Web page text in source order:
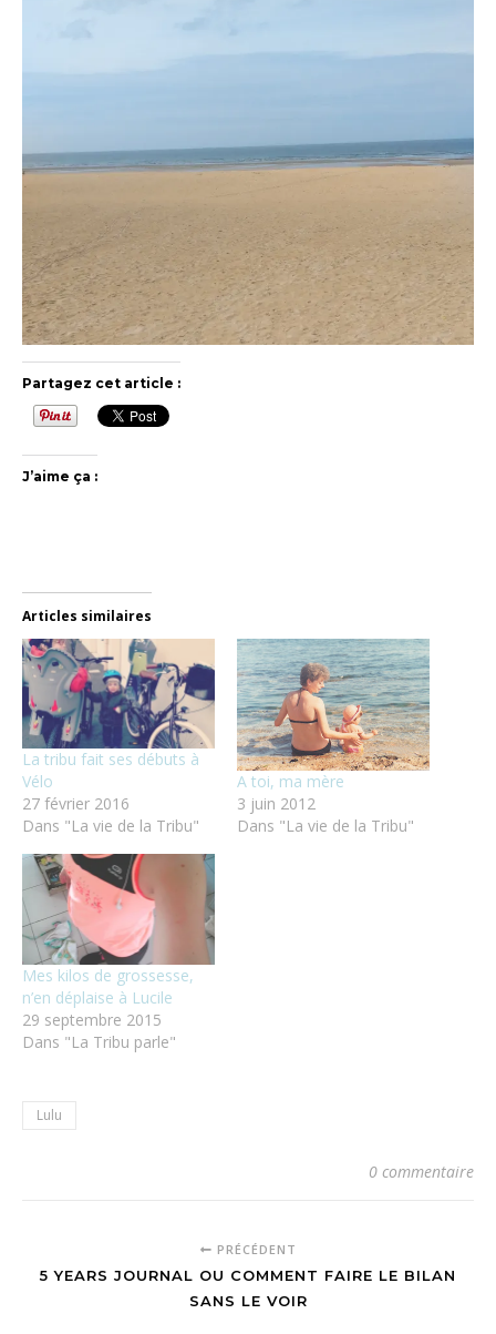
Partagez cet article :
J’aime ça :
Articles similaires
La tribu fait ses débuts à
Vélo
27 février 2016
Dans "La vie de la Tribu"
A toi, ma mère
3 juin 2012
Dans "La vie de la Tribu"
Mes kilos de grossesse,
n’en déplaise à Lucile
29 septembre 2015
Dans "La Tribu parle"
Lulu
0 commentaire
PRÉCÉDENT
5 YEARS JOURNAL OU COMMENT FAIRE LE BILAN
SANS LE VOIR